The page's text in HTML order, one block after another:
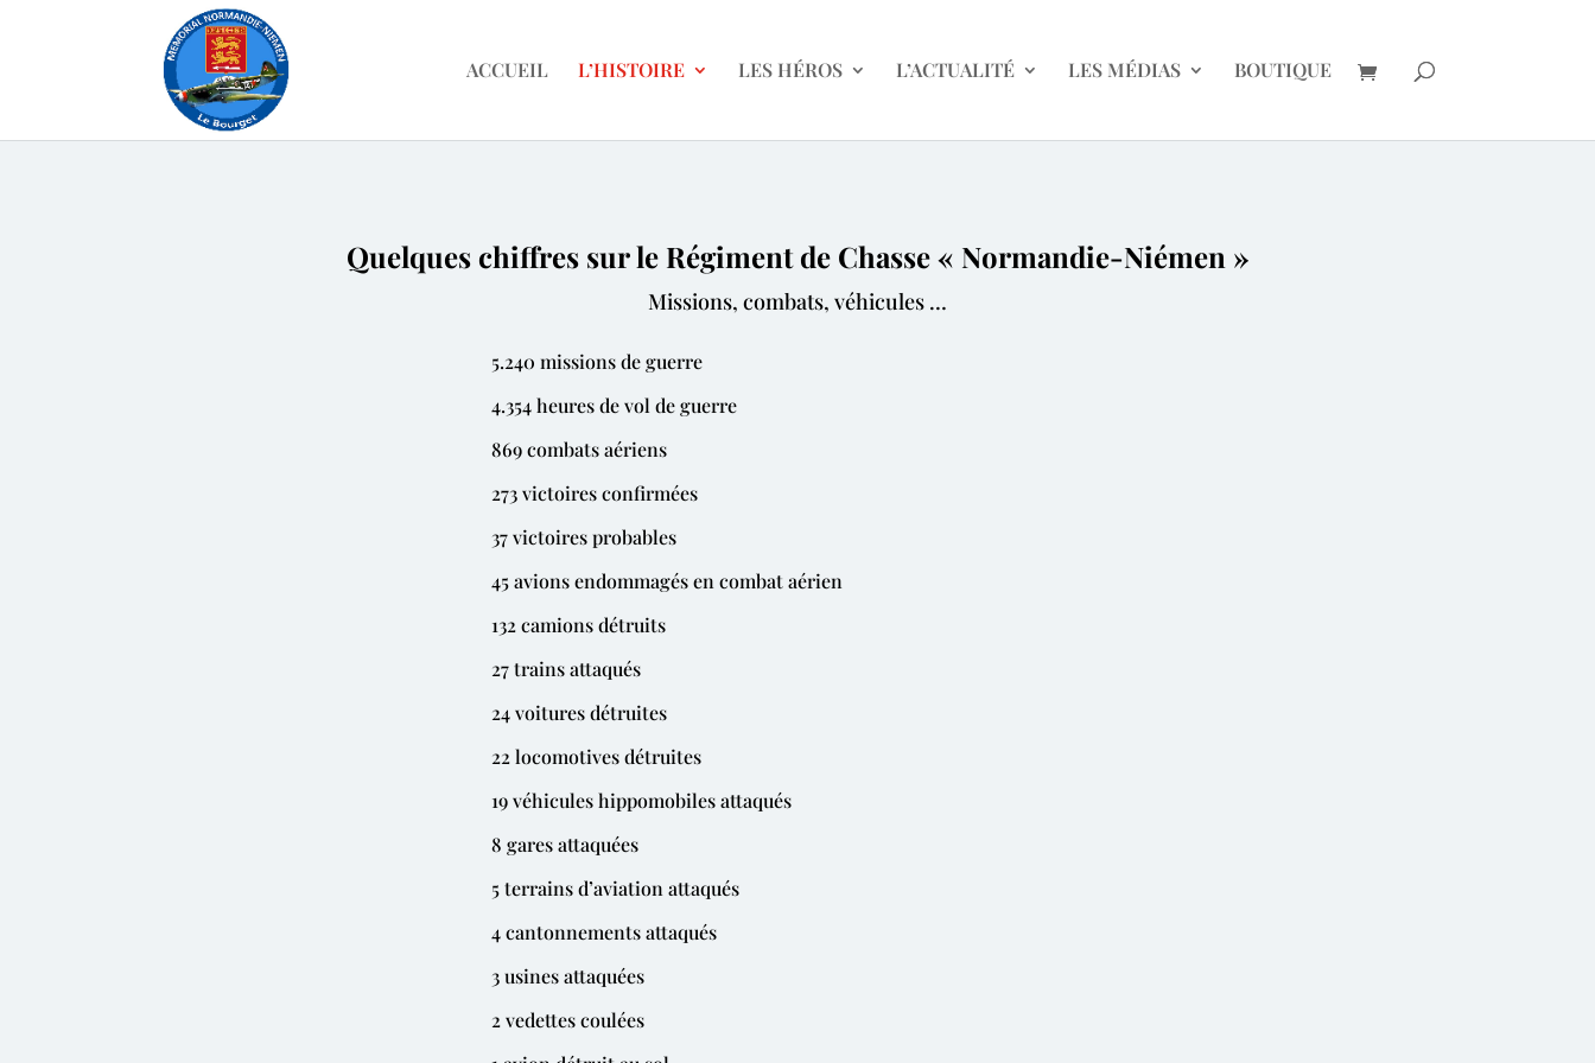
ACCUEIL L’HISTOIRE LES HÉROS L’ACTUALITÉ LES MÉDIAS BOUTIQUE
Quelques chiffres sur le Régiment de Chasse « Normandie-Niémen »
Missions, combats, véhicules …
5.240 missions de guerre
4.354 heures de vol de guerre
869 combats aériens
273 victoires confirmées
37 victoires probables
45 avions endommagés en combat aérien
132 camions détruits
27 trains attaqués
24 voitures détruites
22 locomotives détruites
19 véhicules hippomobiles attaqués
8 gares attaquées
5 terrains d’aviation attaqués
4 cantonnements attaqués
3 usines attaquées
2 vedettes coulées